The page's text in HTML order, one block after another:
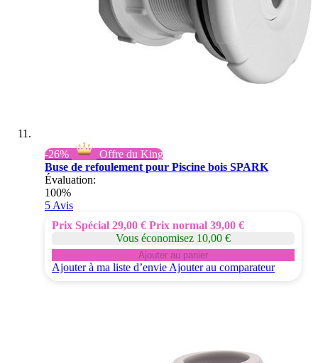
-26%
Offre du King
Buse de refoulement pour Piscine bois SPARK
Évaluation:
100%
5 Avis
Prix Spécial 29,00 € Prix normal 39,00 €
Vous économisez 10,00 €
Ajouter au panier
Ajouter à ma liste d’envie Ajouter au comparateur